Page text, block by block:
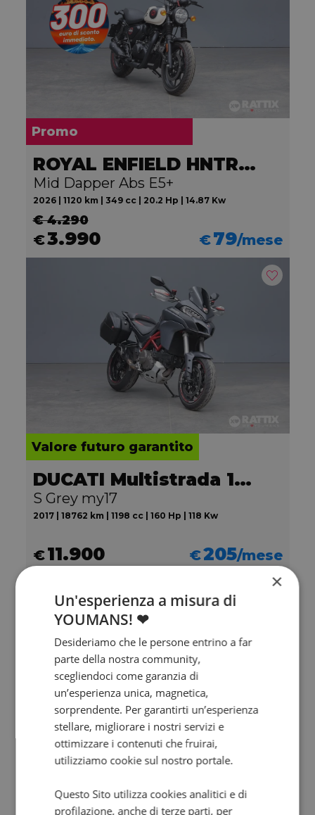
Promo
ROYAL ENFIELD HNTR 350
Mid Dapper Abs E5+
2026 | 1120 km | 349 cc | 20.2 Hp | 14.87 Kw
€ 4.290
€3.990 €79/mese
Valore futuro garantito
DUCATI Multistrada 1200
S Grey my17
2017 | 18762 km | 1198 cc | 160 Hp | 118 Kw
€11.900 €205/mese
F.B MONDIAL SMX 125 Motard
×
Un'esperienza a misura di
YOUMANS! ❤
Desideriamo che le persone entrino a far
parte della nostra community,
scegliendoci come garanzia di
un’esperienza unica, magnetica,
sorprendente. Per garantirti un’esperienza
stellare, migliorare i nostri servizi e
ottimizzare i contenuti che fruirai,
utilizziamo cookie sul nostro portale.
Questo Sito utilizza cookies analitici e di
profilazione, anche di terze parti, per